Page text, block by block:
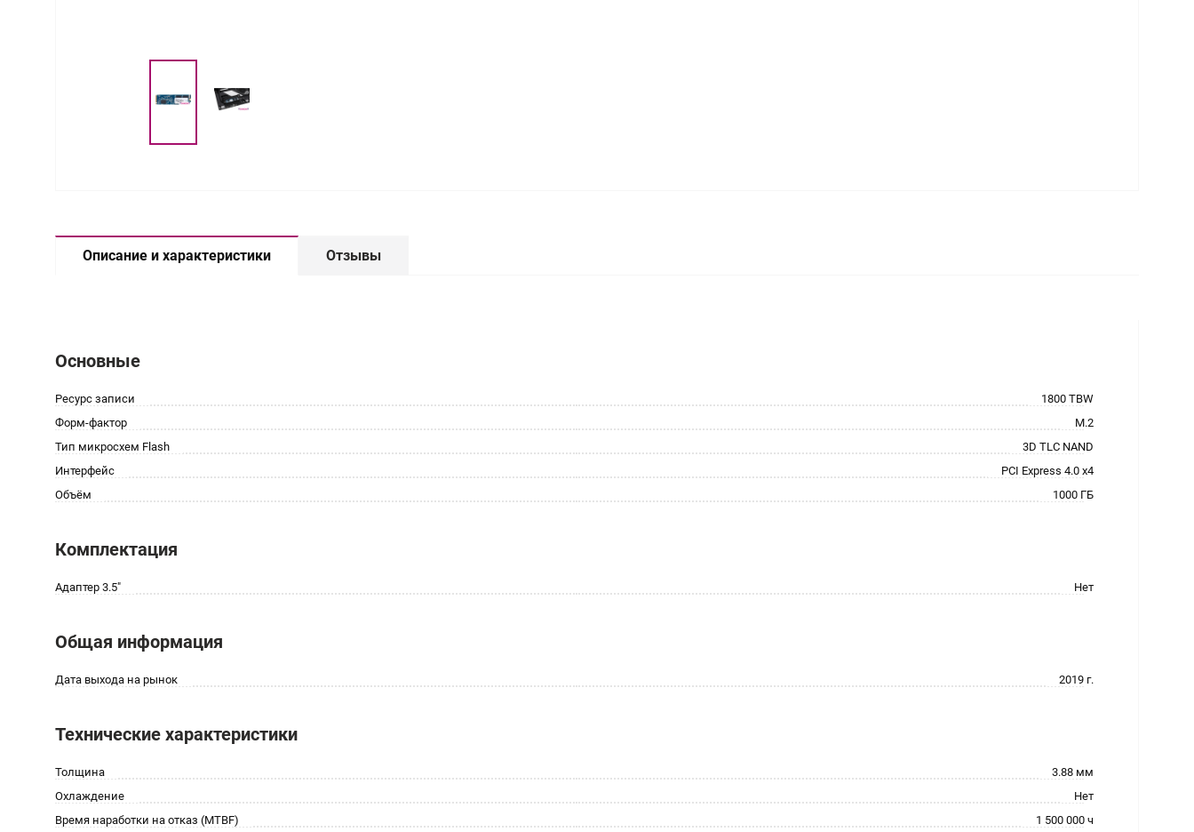
Описание и характеристики Отзывы
Основные
Ресурс записи
1800 TBW
Форм-фактор
M.2
Тип микросхем Flash
3D TLC NAND
Интерфейс
PCI Express 4.0 x4
Объём
1000 ГБ
Комплектация
Адаптер 3.5" Нет
Общая информация
Дата выхода на рынок 2019 г.
Технические характеристики
Толщина
3.88 мм
Охлаждение
Нет
Время наработки на отказ (МТBF)
1 500 000 ч